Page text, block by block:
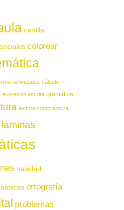
cartilla
colorear
actividades cálculo
expresión escrita gramática
lectura comprensiva
láminas
navidad
ortografía
problemas